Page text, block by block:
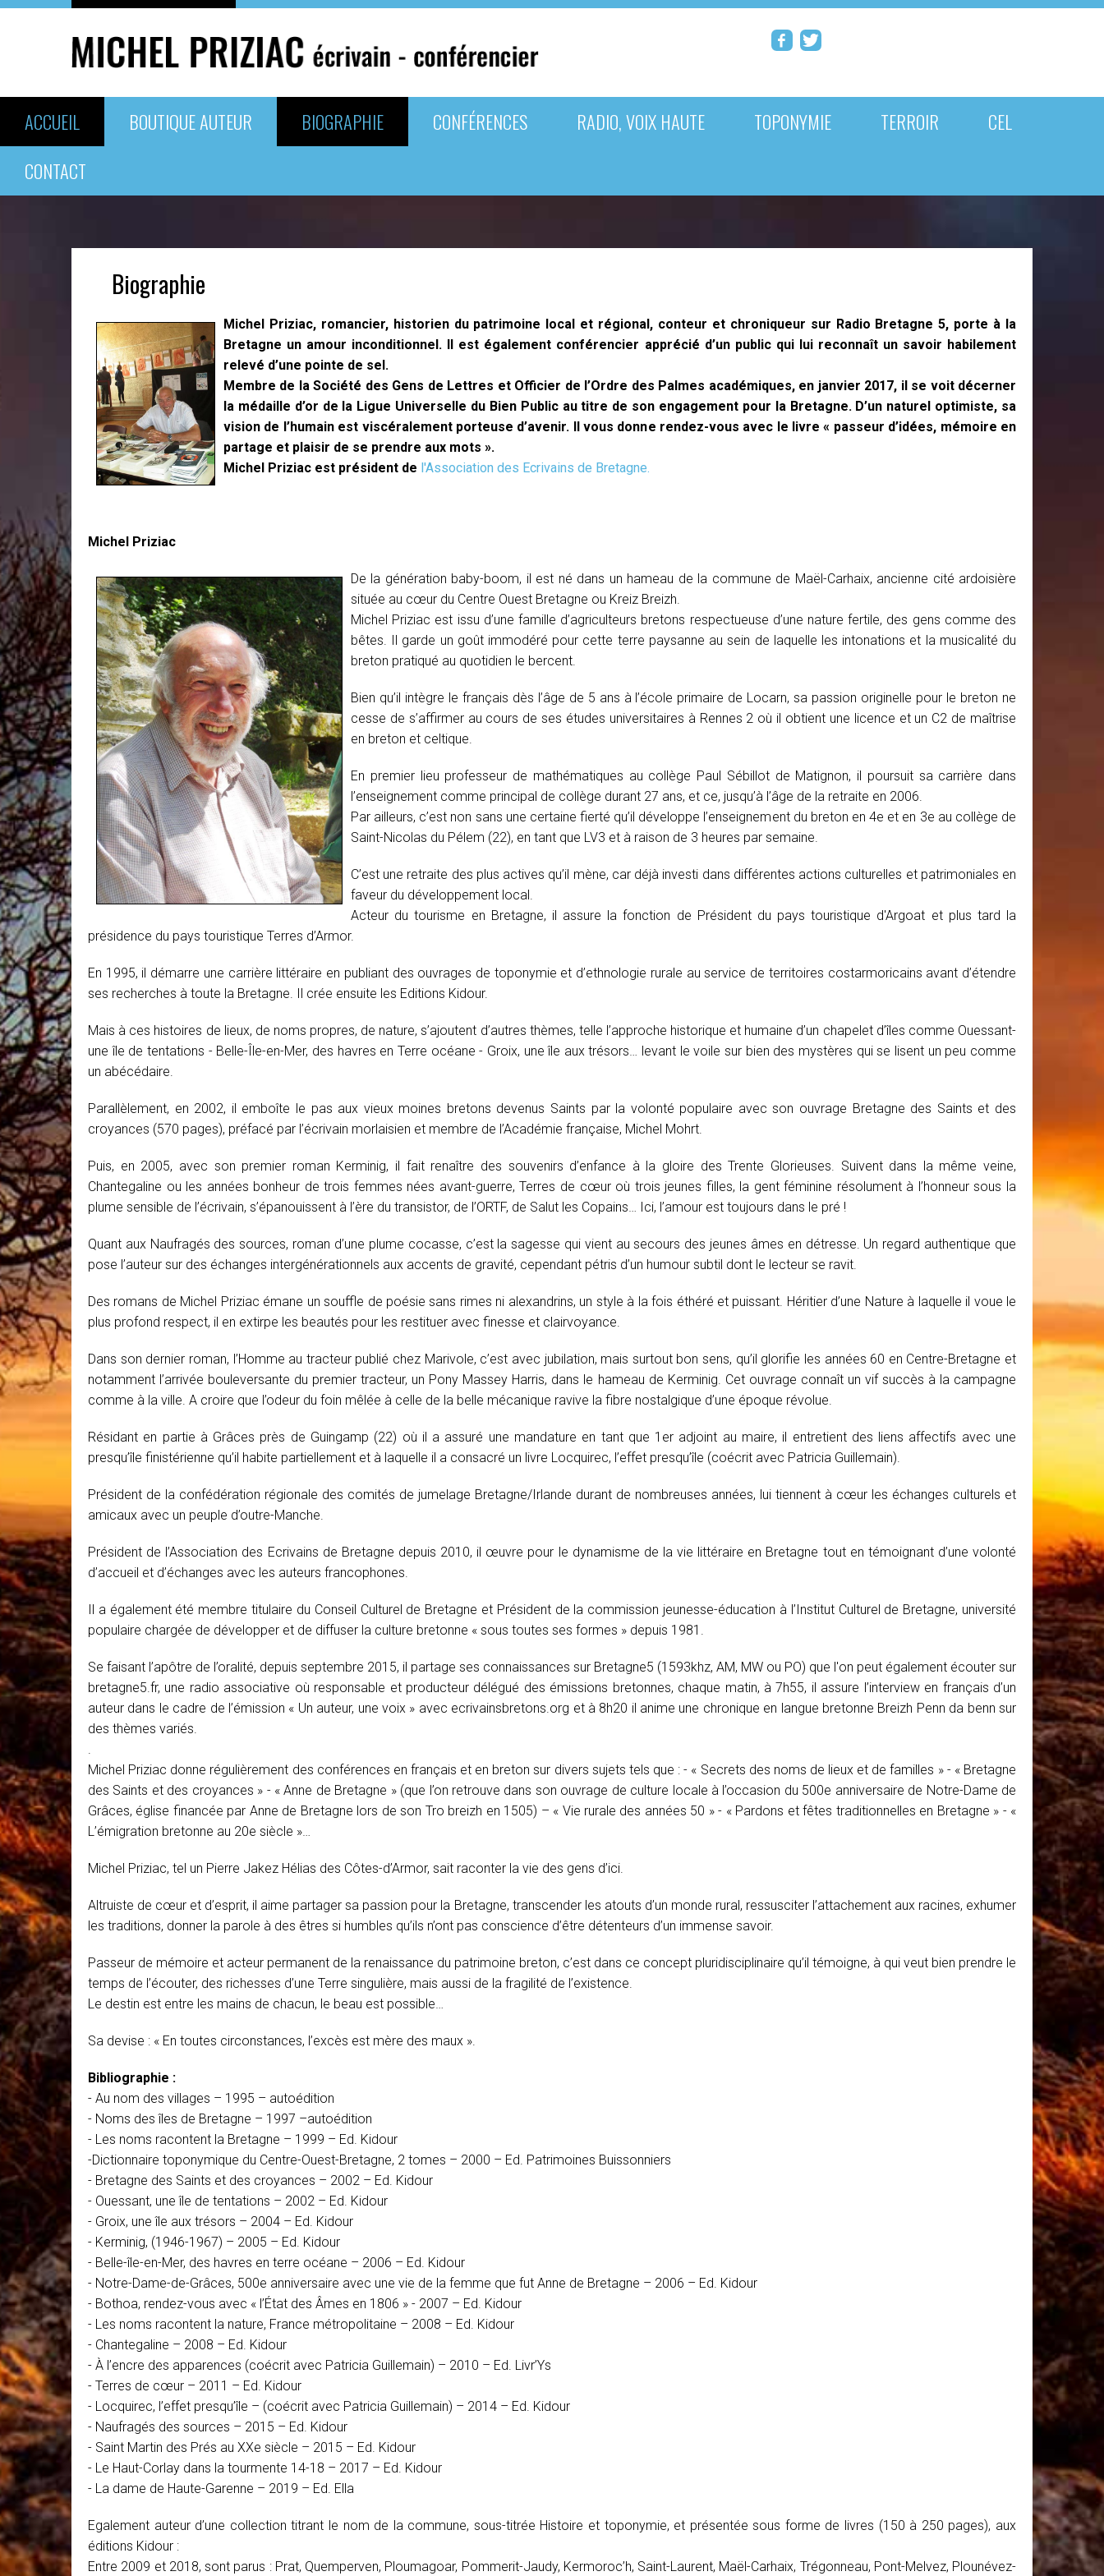
ACCUEIL BOUTIQUE AUTEUR BIOGRAPHIE CONFÉRENCES RADIO, VOIX HAUTE TOPONYMIE TERROIR
CEL
CONTACT
Biographie
Michel Priziac, romancier, historien du patrimoine local et régional, conteur et chroniqueur sur Radio Bretagne 5, porte à la
Bretagne un amour inconditionnel. Il est également conférencier apprécié d’un public qui lui reconnaît un savoir habilement
relevé d’une pointe de sel.
Membre de la Société des Gens de Lettres et Officier de l’Ordre des Palmes académiques, en janvier 2017, il se voit décerner
la médaille d’or de la Ligue Universelle du Bien Public au titre de son engagement pour la Bretagne. D’un naturel optimiste, sa
vision de l’humain est viscéralement porteuse d’avenir. Il vous donne rendez-vous avec le livre « passeur d’idées, mémoire en
partage et plaisir de se prendre aux mots ».
Michel Priziac est président de l'Association des Ecrivains de Bretagne.
Michel Priziac
De la génération baby-boom, il est né dans un hameau de la commune de Maël-Carhaix, ancienne cité ardoisière
située au cœur du Centre Ouest Bretagne ou Kreiz Breizh.
Michel Priziac est issu d’une famille d’agriculteurs bretons respectueuse d’une nature fertile, des gens comme des
bêtes. Il garde un goût immodéré pour cette terre paysanne au sein de laquelle les intonations et la musicalité du
breton pratiqué au quotidien le bercent.
Bien qu’il intègre le français dès l’âge de 5 ans à l’école primaire de Locarn, sa passion originelle pour le breton ne
cesse de s’affirmer au cours de ses études universitaires à Rennes 2 où il obtient une licence et un C2 de maîtrise
en breton et celtique.
En premier lieu professeur de mathématiques au collège Paul Sébillot de Matignon, il poursuit sa carrière dans
l’enseignement comme principal de collège durant 27 ans, et ce, jusqu’à l’âge de la retraite en 2006.
Par ailleurs, c’est non sans une certaine fierté qu’il développe l’enseignement du breton en 4e et en 3e au collège de
Saint-Nicolas du Pélem (22), en tant que LV3 et à raison de 3 heures par semaine.
C’est une retraite des plus actives qu’il mène, car déjà investi dans différentes actions culturelles et patrimoniales en
faveur du développement local.
Acteur du tourisme en Bretagne, il assure la fonction de Président du pays touristique d'Argoat et plus tard la
présidence du pays touristique Terres d’Armor.
En 1995, il démarre une carrière littéraire en publiant des ouvrages de toponymie et d’ethnologie rurale au service de territoires costarmoricains avant d’étendre
ses recherches à toute la Bretagne. Il crée ensuite les Editions Kidour.
Mais à ces histoires de lieux, de noms propres, de nature, s’ajoutent d’autres thèmes, telle l’approche historique et humaine d’un chapelet d’îles comme Ouessant-
une île de tentations - Belle-Île-en-Mer, des havres en Terre océane - Groix, une île aux trésors… levant le voile sur bien des mystères qui se lisent un peu comme
un abécédaire.
Parallèlement, en 2002, il emboîte le pas aux vieux moines bretons devenus Saints par la volonté populaire avec son ouvrage Bretagne des Saints et des
croyances (570 pages), préfacé par l’écrivain morlaisien et membre de l’Académie française, Michel Mohrt.
Puis, en 2005, avec son premier roman Kerminig, il fait renaître des souvenirs d’enfance à la gloire des Trente Glorieuses. Suivent dans la même veine,
Chantegaline ou les années bonheur de trois femmes nées avant-guerre, Terres de cœur où trois jeunes filles, la gent féminine résolument à l’honneur sous la
plume sensible de l’écrivain, s’épanouissent à l’ère du transistor, de l’ORTF, de Salut les Copains… Ici, l’amour est toujours dans le pré !
Quant aux Naufragés des sources, roman d’une plume cocasse, c’est la sagesse qui vient au secours des jeunes âmes en détresse. Un regard authentique que
pose l’auteur sur des échanges intergénérationnels aux accents de gravité, cependant pétris d’un humour subtil dont le lecteur se ravit.
Des romans de Michel Priziac émane un souffle de poésie sans rimes ni alexandrins, un style à la fois éthéré et puissant. Héritier d’une Nature à laquelle il voue le
plus profond respect, il en extirpe les beautés pour les restituer avec finesse et clairvoyance.
Dans son dernier roman, l’Homme au tracteur publié chez Marivole, c’est avec jubilation, mais surtout bon sens, qu’il glorifie les années 60 en Centre-Bretagne et
notamment l’arrivée bouleversante du premier tracteur, un Pony Massey Harris, dans le hameau de Kerminig. Cet ouvrage connaît un vif succès à la campagne
comme à la ville. A croire que l’odeur du foin mêlée à celle de la belle mécanique ravive la fibre nostalgique d’une époque révolue.
Résidant en partie à Grâces près de Guingamp (22) où il a assuré une mandature en tant que 1er adjoint au maire, il entretient des liens affectifs avec une
presqu’île finistérienne qu’il habite partiellement et à laquelle il a consacré un livre Locquirec, l’effet presqu’île (coécrit avec Patricia Guillemain).
Président de la confédération régionale des comités de jumelage Bretagne/Irlande durant de nombreuses années, lui tiennent à cœur les échanges culturels et
amicaux avec un peuple d’outre-Manche.
Président de l’Association des Ecrivains de Bretagne depuis 2010, il œuvre pour le dynamisme de la vie littéraire en Bretagne tout en témoignant d’une volonté
d’accueil et d’échanges avec les auteurs francophones.
Il a également été membre titulaire du Conseil Culturel de Bretagne et Président de la commission jeunesse-éducation à l’Institut Culturel de Bretagne, université
populaire chargée de développer et de diffuser la culture bretonne « sous toutes ses formes » depuis 1981.
Se faisant l’apôtre de l’oralité, depuis septembre 2015, il partage ses connaissances sur Bretagne5 (1593khz, AM, MW ou PO) que l'on peut également écouter sur
bretagne5.fr, une radio associative où responsable et producteur délégué des émissions bretonnes, chaque matin, à 7h55, il assure l’interview en français d’un
auteur dans le cadre de l’émission « Un auteur, une voix » avec ecrivainsbretons.org et à 8h20 il anime une chronique en langue bretonne Breizh Penn da benn sur
des thèmes variés.
.
Michel Priziac donne régulièrement des conférences en français et en breton sur divers sujets tels que : - « Secrets des noms de lieux et de familles » - « Bretagne
des Saints et des croyances » - « Anne de Bretagne » (que l’on retrouve dans son ouvrage de culture locale à l’occasion du 500e anniversaire de Notre-Dame de
Grâces, église financée par Anne de Bretagne lors de son Tro breizh en 1505) – « Vie rurale des années 50 » - « Pardons et fêtes traditionnelles en Bretagne » - «
L’émigration bretonne au 20e siècle »…
Michel Priziac, tel un Pierre Jakez Hélias des Côtes-d’Armor, sait raconter la vie des gens d’ici.
Altruiste de cœur et d’esprit, il aime partager sa passion pour la Bretagne, transcender les atouts d’un monde rural, ressusciter l’attachement aux racines, exhumer
les traditions, donner la parole à des êtres si humbles qu’ils n’ont pas conscience d’être détenteurs d’un immense savoir.
Passeur de mémoire et acteur permanent de la renaissance du patrimoine breton, c’est dans ce concept pluridisciplinaire qu’il témoigne, à qui veut bien prendre le
temps de l’écouter, des richesses d’une Terre singulière, mais aussi de la fragilité de l’existence.
Le destin est entre les mains de chacun, le beau est possible…
Sa devise : « En toutes circonstances, l’excès est mère des maux ».
Bibliographie :
- Au nom des villages – 1995 – autoédition
- Noms des îles de Bretagne – 1997 –autoédition
- Les noms racontent la Bretagne – 1999 – Ed. Kidour
-Dictionnaire toponymique du Centre-Ouest-Bretagne, 2 tomes – 2000 – Ed. Patrimoines Buissonniers
- Bretagne des Saints et des croyances – 2002 – Ed. Kidour
- Ouessant, une île de tentations – 2002 – Ed. Kidour
- Groix, une île aux trésors – 2004 – Ed. Kidour
- Kerminig, (1946-1967) – 2005 – Ed. Kidour
- Belle-île-en-Mer, des havres en terre océane – 2006 – Ed. Kidour
- Notre-Dame-de-Grâces, 500e anniversaire avec une vie de la femme que fut Anne de Bretagne – 2006 – Ed. Kidour
- Bothoa, rendez-vous avec « l’État des Âmes en 1806 » - 2007 – Ed. Kidour
- Les noms racontent la nature, France métropolitaine – 2008 – Ed. Kidour
- Chantegaline – 2008 – Ed. Kidour
- À l’encre des apparences (coécrit avec Patricia Guillemain) – 2010 – Ed. Livr’Ys
- Terres de cœur – 2011 – Ed. Kidour
- Locquirec, l’effet presqu’île – (coécrit avec Patricia Guillemain) – 2014 – Ed. Kidour
- Naufragés des sources – 2015 – Ed. Kidour
- Saint Martin des Prés au XXe siècle – 2015 – Ed. Kidour
- Le Haut-Corlay dans la tourmente 14-18 – 2017 – Ed. Kidour
- La dame de Haute-Garenne – 2019 – Ed. Ella
Egalement auteur d’une collection titrant le nom de la commune, sous-titrée Histoire et toponymie, et présentée sous forme de livres (150 à 250 pages), aux
éditions Kidour :
Entre 2009 et 2018, sont parus : Prat, Quemperven, Ploumagoar, Pommerit-Jaudy, Kermoroc’h, Saint-Laurent, Maël-Carhaix, Trégonneau, Pont-Melvez, Plounévez-